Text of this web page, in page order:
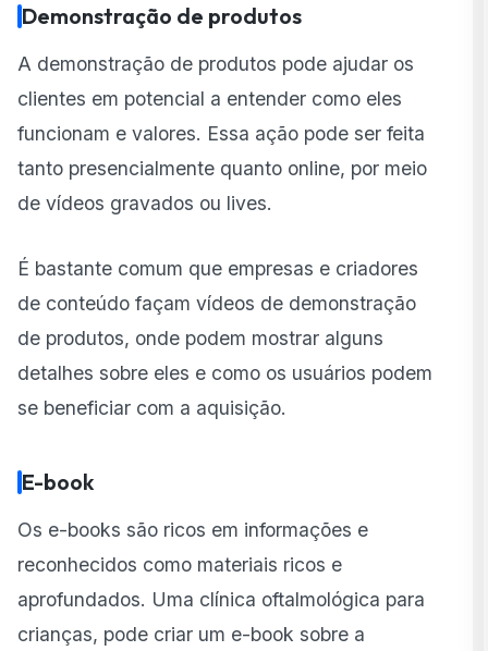
Demonstração de produtos
A demonstração de produtos pode ajudar os
clientes em potencial a entender como eles
funcionam e valores. Essa ação pode ser feita
tanto presencialmente quanto online, por meio
de vídeos gravados ou lives.
É bastante comum que empresas e criadores
de conteúdo façam vídeos de demonstração
de produtos, onde podem mostrar alguns
detalhes sobre eles e como os usuários podem
se beneficiar com a aquisição.
E-book
Os e-books são ricos em informações e
reconhecidos como materiais ricos e
aprofundados. Uma clínica oftalmológica para
crianças, pode criar um e-book sobre a